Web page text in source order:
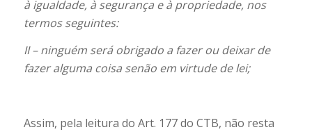
à igualdade, à segurança e à propriedade, nos
termos seguintes:
II – ninguém será obrigado a fazer ou deixar de
fazer alguma coisa senão em virtude de lei;
Assim, pela leitura do Art. 177 do CTB, não resta